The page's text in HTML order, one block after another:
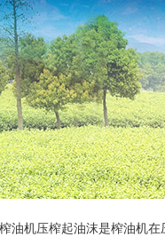
榨油机压榨起油沫是榨油机